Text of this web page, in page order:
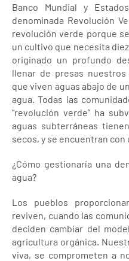
Banco Mundial y
denominada Revolución
revolución verde porque
un cultivo que necesita
originado un profundo
llenar de presas
que viven aguas abajo de
agua. Todas las
“revolución verde” ha
aguas subterráneas
secos, y se encuentran con
¿Cómo gestionaría una
agua?
Los pueblos
reviven, cuando las
deciden cambiar del
agricultura orgánica.
viva, se comprometen a